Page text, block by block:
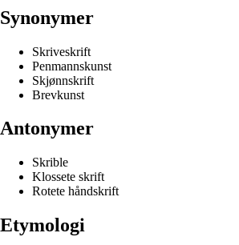
Synonymer
Skriveskrift
Penmannskunst
Skjønnskrift
Brevkunst
Antonymer
Skrible
Klossete skrift
Rotete håndskrift
Etymologi